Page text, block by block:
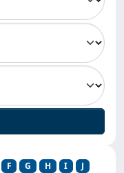
F G H I
J